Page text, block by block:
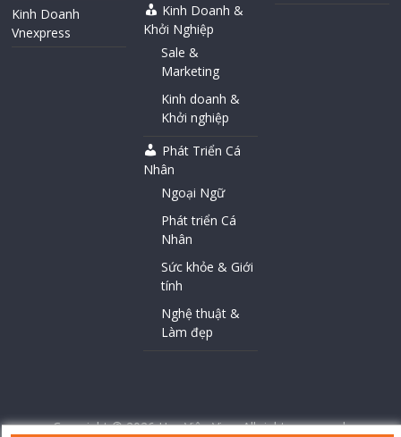
Kinh Doanh
Vnexpress
Kinh Doanh &
Khởi Nghiệp
Sale &
Marketing
Kinh doanh &
Khởi nghiệp
Phát Triển Cá
Nhân
Ngoại Ngữ
Phát triển Cá
Nhân
Sức khỏe & Giới
tính
Nghệ thuật &
Làm đẹp
Copyright © 2026Học Viện Vina. All rights reserved.